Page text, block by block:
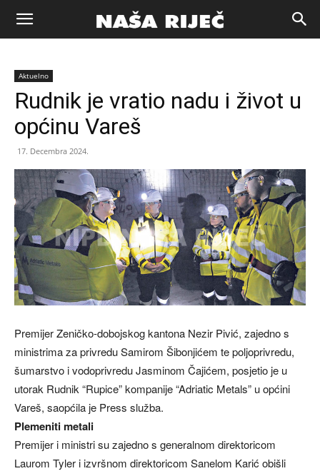
Naša
riječ
Zenica
Aktuelno
Rudnik je vratio nadu i život u
općinu Vareš
17. Decembra 2024.
Premijer Zeničko-dobojskog kantona Nezir Pivić, zajedno s
ministrima za privredu Samirom Šibonjićem te poljoprivredu,
šumarstvo i vodoprivredu Jasminom Čajićem, posjetio je u
utorak Rudnik “Rupice” kompanije “Adriatic Metals” u općini
Vareš, saopćila je Press služba.
Plemeniti metali
Premijer i ministri su zajedno s generalnom direktoricom
Laurom Tyler i izvršnom direktoricom Sanelom Karić obišli